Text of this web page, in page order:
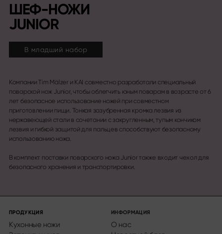
ШЕФ-НОЖИ
JUNIOR
В младший набор
Компании Tim Mälzer и KAI совместно разработали специальный
поварской нож Junior, чтобы облегчить юным поварам в возрасте от 6
лет безопасное использование ножей при совместном
приготовлении пищи. Тонкая зазубренная кромка лезвия из
нержавеющей стали в сочетании с закругленным, тупым кончиком
лезвия и гибкой защитой для пальцев способствуют безопасному
использованию ножа.
В комплект поставки поварского ножа Junior также входит чехол для
безопасного хранения и транспортировки.
ПРОДУКЦИЯ
Кухонные ножи
ИНФОРМАЦИЯ
О нас